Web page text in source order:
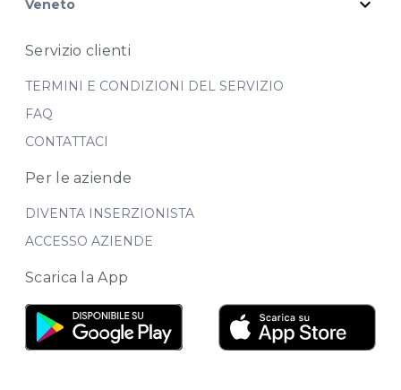
Veneto expand_more
Servizio clienti
TERMINI E CONDIZIONI DEL SERVIZIO
FAQ
CONTATTACI
Per le aziende
DIVENTA INSERZIONISTA
ACCESSO AZIENDE
Scarica la App